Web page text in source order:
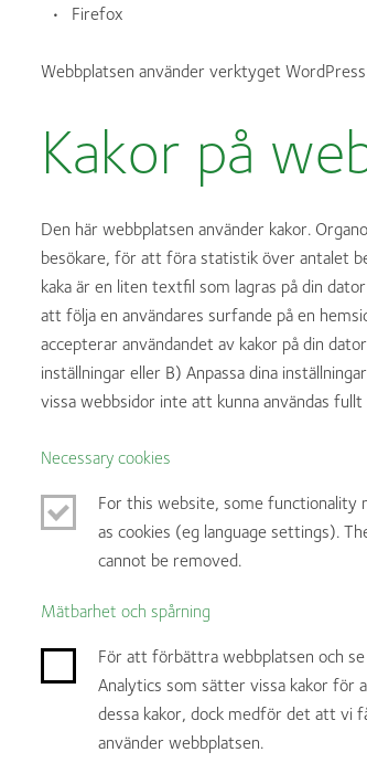
Firefox
Webbplatsen använder verktyget
Kakor på
Den här webbplatsen använder kakor.
besökare, för att föra statistik över antalet
kaka är en liten textfil som lagras på din
att följa en användares surfande på en
accepterar användandet av kakor på din
inställningar eller B) Anpassa dina
vissa webbsidor inte att kunna användas fullt
Necessary cookies
For this website, some functionality
as cookies (eg language settings).
cannot be removed.
Mätbarhet och spårning
För att förbättra webbplatsen och
Analytics som sätter vissa kakor för
dessa kakor, dock medför det att vi
använder webbplatsen.